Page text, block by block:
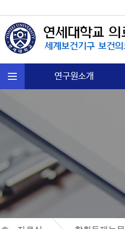
연구원소개